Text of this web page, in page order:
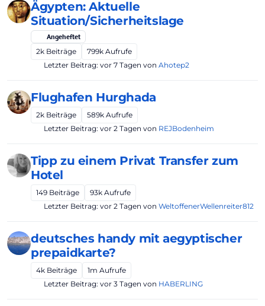
Ägypten: Aktuelle
Situation/Sicherheitslage
Angeheftet
2k Beiträge 799k Aufrufe
Letzter Beitrag: vor 7 Tagen von Ahotep2
Flughafen Hurghada
2k Beiträge 589k Aufrufe
Letzter Beitrag: vor 2 Tagen von REJBodenheim
Tipp zu einem Privat Transfer zum
Hotel
149 Beiträge 93k Aufrufe
Letzter Beitrag: vor 2 Tagen von WeltoffenerWellenreiter812
deutsches handy mit aegyptischer
prepaidkarte?
4k Beiträge 1m Aufrufe
Letzter Beitrag: vor 3 Tagen von HABERLING